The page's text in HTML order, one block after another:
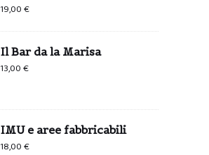
19,00€
Il Bar da la Marisa
13,00€
IMU e aree fabbricabili
18,00€